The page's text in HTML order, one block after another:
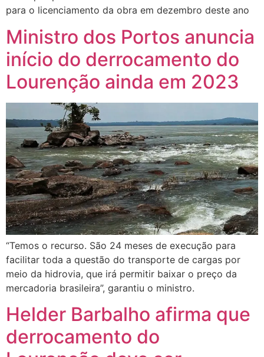
para o licenciamento da obra em dezembro deste ano
Ministro dos Portos anuncia
início do derrocamento do
Lourenção ainda em 2023
“Temos o recurso. São 24 meses de execução para
facilitar toda a questão do transporte de cargas por
meio da hidrovia, que irá permitir baixar o preço da
mercadoria brasileira”, garantiu o ministro.
Helder Barbalho afirma que
derrocamento do